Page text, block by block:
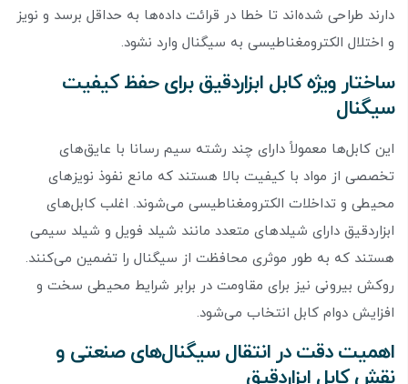
دارند طراحی شده‌اند تا خطا در قرائت داده‌ها به حداقل برسد و نویز
و اختلال الکترومغناطیسی به سیگنال وارد نشود.
ساختار ویژه کابل ابزاردقیق برای حفظ کیفیت
سیگنال
این کابل‌ها معمولاً دارای چند رشته سیم رسانا با عایق‌های
تخصصی از مواد با کیفیت بالا هستند که مانع نفوذ نویزهای
محیطی و تداخلات الکترومغناطیسی می‌شوند. اغلب کابل‌های
ابزاردقیق دارای شیلدهای متعدد مانند شیلد فویل و شیلد سیمی
هستند که به طور موثری محافظت از سیگنال را تضمین می‌کنند.
روکش بیرونی نیز برای مقاومت در برابر شرایط محیطی سخت و
افزایش دوام کابل انتخاب می‌شود.
اهمیت دقت در انتقال سیگنال‌های صنعتی و
نقش کابل ابزاردقیق